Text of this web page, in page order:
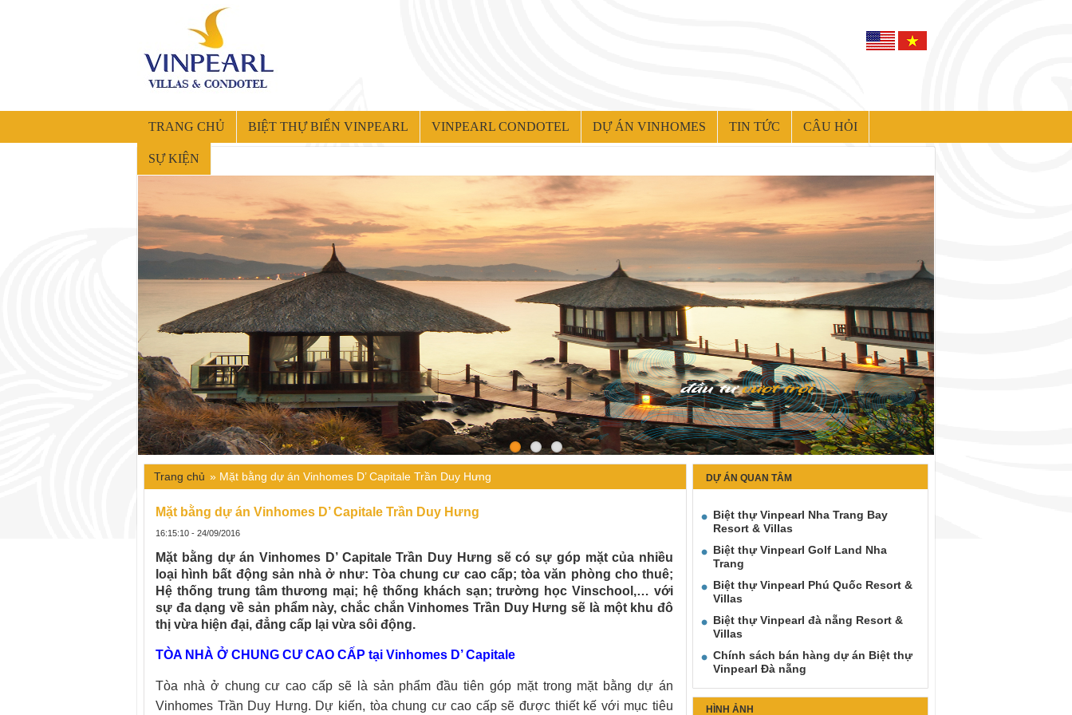
TRANG CHỦ BIỆT THỰ BIỂN VINPEARL VINPEARL CONDOTEL DỰ ÁN VINHOMES TIN TỨC CÂU HỎI
SỰ KIỆN
Trang chủ » Mặt bằng dự án Vinhomes D’ Capitale Trần Duy Hưng
Mặt bằng dự án Vinhomes D’ Capitale Trần Duy Hưng
16:15:10 - 24/09/2016
Mặt bằng dự án Vinhomes D’ Capitale Trần Duy Hưng sẽ có sự góp mặt của nhiều
loại hình bất động sản nhà ở như: Tòa chung cư cao cấp; tòa văn phòng cho thuê;
Hệ thống trung tâm thương mại; hệ thống khách sạn; trường học Vinschool,… với
sự đa dạng về sản phẩm này, chắc chắn Vinhomes Trần Duy Hưng sẽ là một khu đô
thị vừa hiện đại, đẳng cấp lại vừa sôi động.
TÒA NHÀ Ở CHUNG CƯ CAO CẤP tại Vinhomes D’ Capitale
Tòa nhà ở chung cư cao cấp sẽ là sản phẩm đầu tiên góp mặt trong mặt bằng dự án
Vinhomes Trần Duy Hưng. Dự kiến, tòa chung cư cao cấp sẽ được thiết kế với mục tiêu
DỰ ÁN QUAN TÂM
Biệt thự Vinpearl Nha Trang Bay
Resort & Villas
Biệt thự Vinpearl Golf Land Nha
Trang
Biệt thự Vinpearl Phú Quốc Resort &
Villas
Biệt thự Vinpearl đà nẵng Resort &
Villas
Chính sách bán hàng dự án Biệt thự
Vinpearl Đà nẵng
HÌNH ẢNH